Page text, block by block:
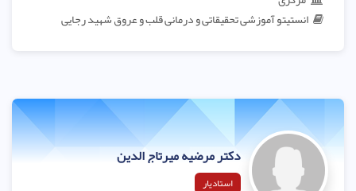
انستیتو آموزشی تحقیقاتی و درمانی قلب و عروق شهید رجایی
دکتر مرضیه میرتاج الدین
استادیار